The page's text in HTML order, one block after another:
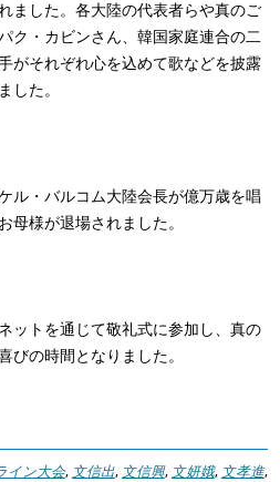
ました。各大陸の代表者らや真のご
ク・カビンさん、韓国家庭連合の二
がそれぞれ心を込めて歌などを披露
した。
ル・バルコム大陸会長が億万歳を唱
母様が退場されました。
ットを通じて敬礼式に参加し、真の
びの時間となりました。
イン大会, 文信出, 文信興, 文妍娥, 文孝進,